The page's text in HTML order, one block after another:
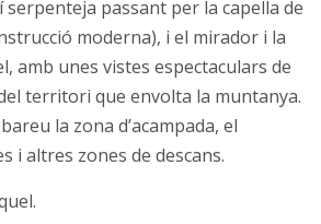
serpenteja passant per la capella de
moderna), i el mirador i la
amb unes vistes espectaculars de
territori que envolta la muntanya.
la zona d’acampada, el
i altres zones de descans.